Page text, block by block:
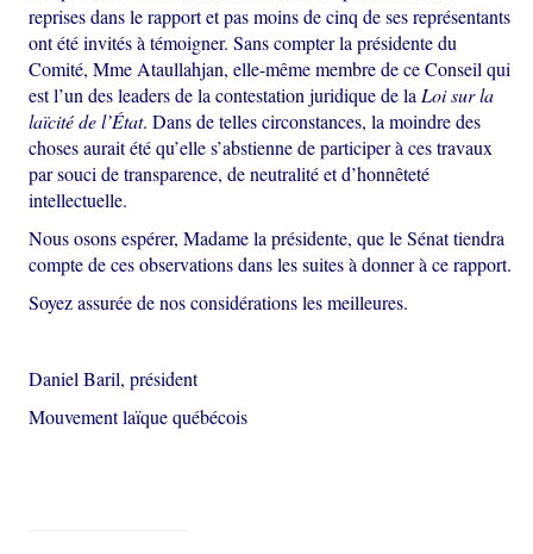
reprises dans le rapport et pas moins de cinq de ses représentants
ont été invités à témoigner. Sans compter la présidente du
Comité, Mme Ataullahjan, elle-même membre de ce Conseil qui
est l’un des leaders de la contestation juridique de la Loi sur la
laïcité de l’État. Dans de telles circonstances, la moindre des
choses aurait été qu’elle s’abstienne de participer à ces travaux
par souci de transparence, de neutralité et d’honnêteté
intellectuelle.
Nous osons espérer, Madame la présidente, que le Sénat tiendra
compte de ces observations dans les suites à donner à ce rapport.
Soyez assurée de nos considérations les meilleures.
Daniel Baril, président
Mouvement laïque québécois